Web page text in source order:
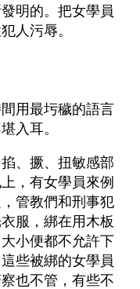
明的。把女學員
人污辱。
用最圬穢的語言
入耳。
、撅、扭敏感部
，有女學員來例
管教們和刑事犯
服，綁在用木板
小便都不允許下
些被綁的女學員
也不管，有些不